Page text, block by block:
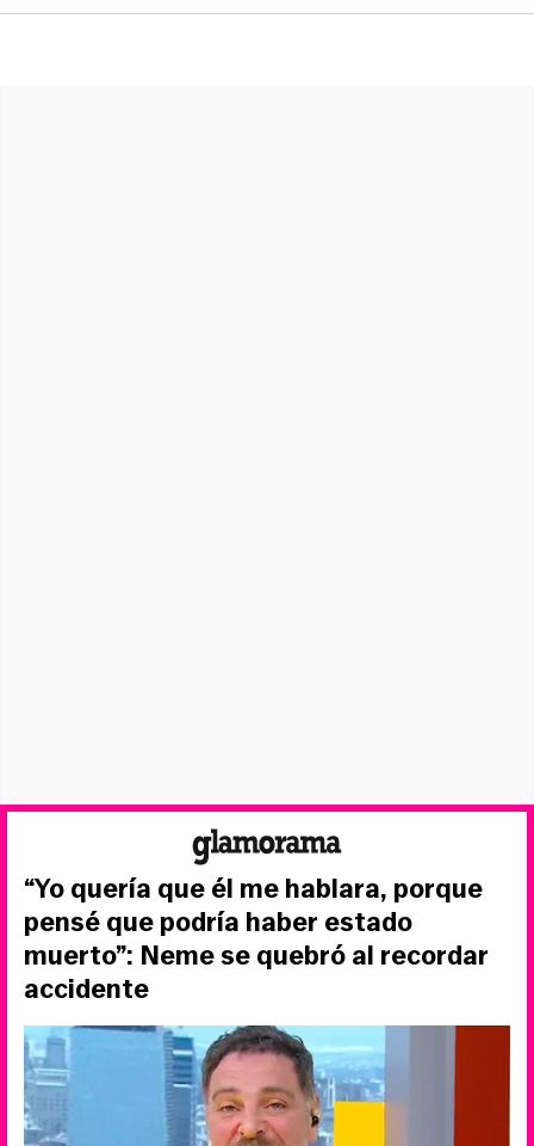
“Yo quería que él me hablara, porque
pensé que podría haber estado
muerto”: Neme se quebró al recordar
accidente